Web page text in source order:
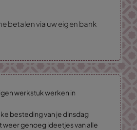
betalen via uw eigen bank
werkstuk werken in
besteding van je dinsdag
weer genoeg ideetjes van alle